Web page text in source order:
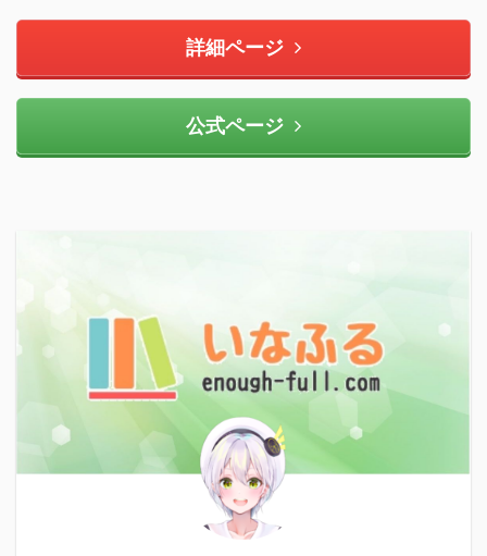
詳細ページ
公式ページ